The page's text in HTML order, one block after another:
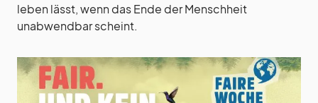
leben lässt, wenn das Ende der Menschheit
unabwendbar scheint.